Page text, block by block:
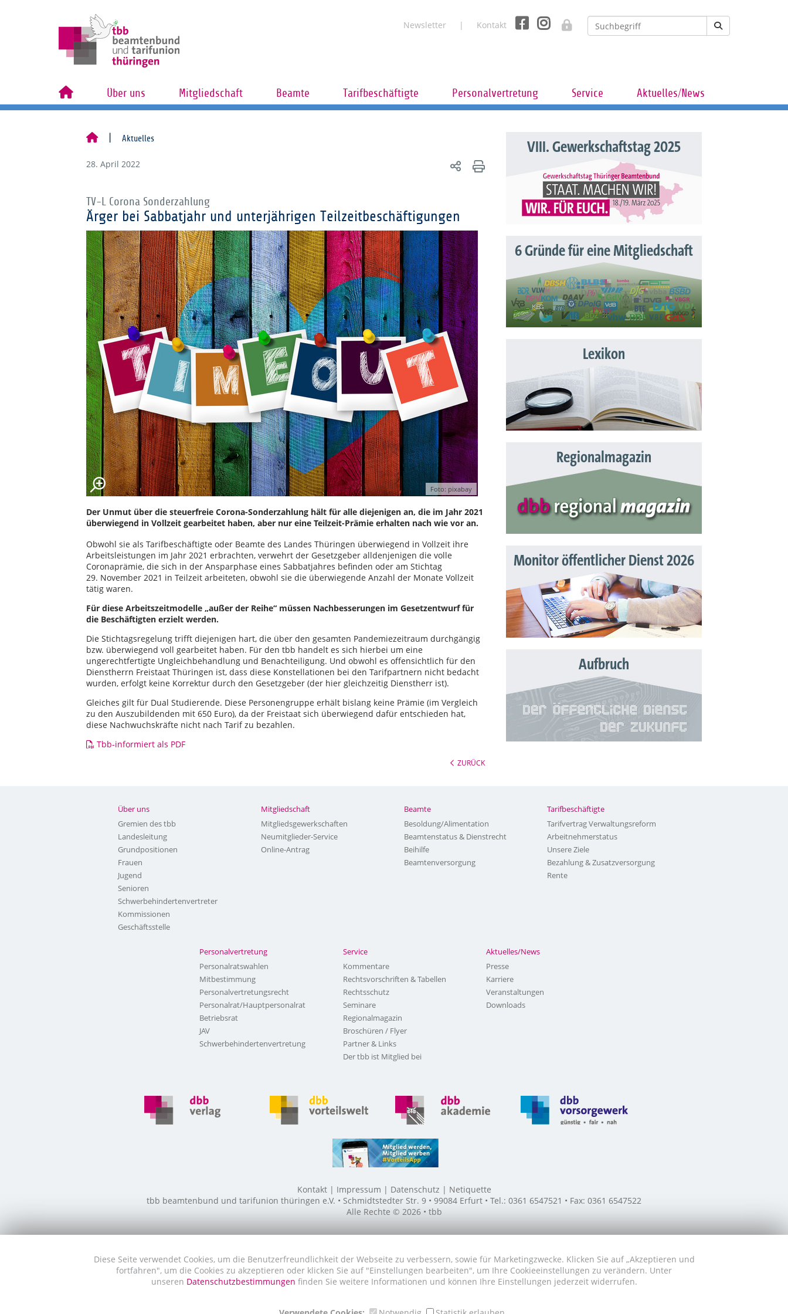
Newsletter Kontakt
Über uns Mitgliedschaft Beamte Tarifbeschäftigte Personalvertretung Service Aktuelles/News
Aktuelles
28. April 2022
TV-L Corona Sonderzahlung
Ärger bei Sabbatjahr und unterjährigen Teilzeitbeschäftigungen
Foto: pixabay
Der Unmut über die steuerfreie Corona-Sonderzahlung hält für alle diejenigen an, die im Jahr 2021
überwiegend in Vollzeit gearbeitet haben, aber nur eine Teilzeit-Prämie erhalten nach wie vor an.
Obwohl sie als Tarifbeschäftigte oder Beamte des Landes Thüringen überwiegend in Vollzeit ihre
Arbeitsleistungen im Jahr 2021 erbrachten, verwehrt der Gesetzgeber alldenjenigen die volle
Coronaprämie, die sich in der Ansparphase eines Sabbatjahres befinden oder am Stichtag
29. November 2021 in Teilzeit arbeiteten, obwohl sie die überwiegende Anzahl der Monate Vollzeit
tätig waren.
Für diese Arbeitszeitmodelle „außer der Reihe“ müssen Nachbesserungen im Gesetzentwurf für
die Beschäftigten erzielt werden.
Die Stichtagsregelung trifft diejenigen hart, die über den gesamten Pandemiezeitraum durchgängig
bzw. überwiegend voll gearbeitet haben. Für den tbb handelt es sich hierbei um eine
ungerechtfertigte Ungleichbehandlung und Benachteiligung. Und obwohl es offensichtlich für den
Dienstherrn Freistaat Thüringen ist, dass diese Konstellationen bei den Tarifpartnern nicht bedacht
wurden, erfolgt keine Korrektur durch den Gesetzgeber (der hier gleichzeitig Dienstherr ist).
Gleiches gilt für Dual Studierende. Diese Personengruppe erhält bislang keine Prämie (im Vergleich
zu den Auszubildenden mit 650 Euro), da der Freistaat sich überwiegend dafür entschieden hat,
diese Nachwuchskräfte nicht nach Tarif zu bezahlen.
Tbb-informiert als PDF
ZURÜCK
VIII. Gewerkschaftstag 2025
6 Gründe für eine Mitgliedschaft
Lexikon
Regionalmagazin
Monitor öffentlicher Dienst 2026
Aufbruch
Über uns
Gremien des tbb
Landesleitung
Grundpositionen
Frauen
Jugend
Senioren
Schwerbehindertenvertreter
Kommissionen
Geschäftsstelle
Mitgliedschaft
Mitgliedsgewerkschaften
Neumitglieder-Service
Online-Antrag
Beamte
Besoldung/Alimentation
Beamtenstatus & Dienstrecht
Beihilfe
Beamtenversorgung
Tarifbeschäftigte
Tarifvertrag Verwaltungsreform
Arbeitnehmerstatus
Unsere Ziele
Bezahlung & Zusatzversorgung
Rente
Personalvertretung
Personalratswahlen
Mitbestimmung
Personalvertretungsrecht
Personalrat/Hauptpersonalrat
Betriebsrat
JAV
Schwerbehindertenvertretung
Service
Kommentare
Rechtsvorschriften & Tabellen
Rechtsschutz
Seminare
Regionalmagazin
Broschüren / Flyer
Partner & Links
Der tbb ist Mitglied bei
Aktuelles/News
Presse
Karriere
Veranstaltungen
Downloads
Kontakt Impressum Datenschutz
Netiquette
tbb beamtenbund und tarifunion thüringen e.V. • Schmidtstedter Str. 9 • 99084 Erfurt • Tel.: 0361 6547521 • Fax: 0361 6547522
Alle Rechte © 2026 • tbb
Diese Seite verwendet Cookies, um die Benutzerfreundlichkeit der Webseite zu verbessern, sowie für Marketingzwecke. Klicken Sie auf „Akzeptieren und
fortfahren", um die Cookies zu akzeptieren oder klicken Sie auf "Einstellungen bearbeiten", um Ihre Cookieeinstellungen zu verändern. Unter
unseren Datenschutzbestimmungen finden Sie weitere Informationen und können Ihre Einstellungen jederzeit widerrufen.